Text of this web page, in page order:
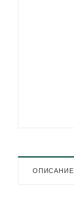
ОПИСАНИЕ